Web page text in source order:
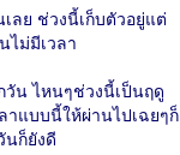
ลย ช่วงนี้เก็บตัวอยู่แต่
ไม่มีเวลา
น ไหนๆช่วงนี้เป็นฤดู
าแบบนี้ให้ผ่านไปเฉยๆก็
นก็ยังดี